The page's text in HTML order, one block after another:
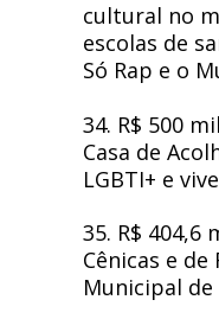
cultural no
escolas de
Só Rap e o
34. R$ 500
Casa de
LGBTI+ e
35. R$ 404,6
Cênicas e
Municipal